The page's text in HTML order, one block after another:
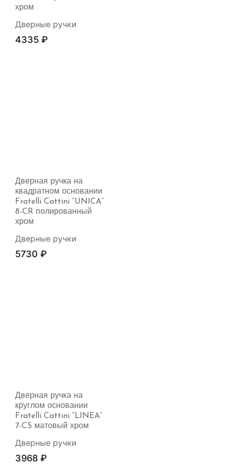
хром
Дверные ручки
4335 ₽
Дверная ручка на
квадратном основании
Fratelli Cattini “UNICA”
8-CR полированный
хром
Дверные ручки
5730 ₽
Дверная ручка на
круглом основании
Fratelli Cattini “LINEA”
7-CS матовый хром
Дверные ручки
3968 ₽